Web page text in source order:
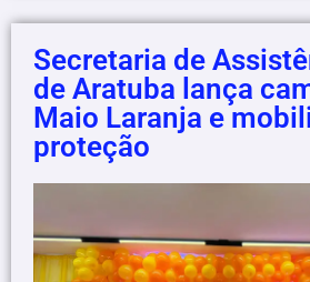
Secretaria de
de Aratuba lança
Maio Laranja e
proteção